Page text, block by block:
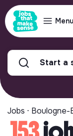
Menu
Start a
Jobs ⋅ Boulogne-